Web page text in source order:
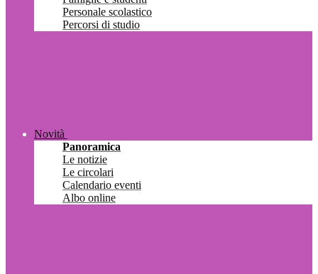
Personale scolastico
Percorsi di studio
Novità
Panoramica
Le notizie
Le circolari
Calendario eventi
Albo online